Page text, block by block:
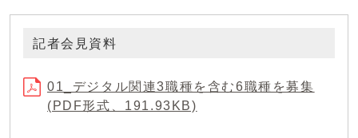
記者会見資料
01_デジタル関連3職種を含む6職種を募集
(PDF形式、191.93KB)